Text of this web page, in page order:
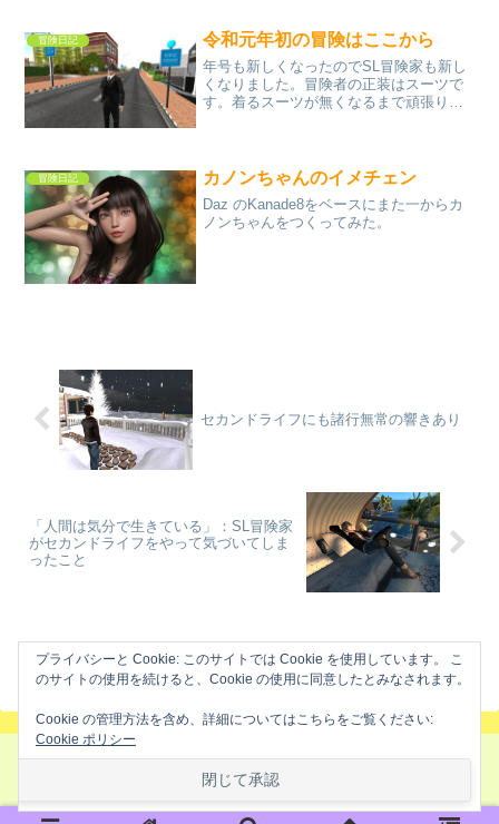
へのつなぎとかいろいろ重宝しそうで
す。
冒険日記 令和元年初の冒険はここから
年号も新しくなったのでSL冒険家も新し
くなりました。冒険者の正装はスーツで
す。着るスーツが無くなるまで頑張りま
違うのは面白いですね。...
冒険日記 カノンちゃんのイメチェン
Daz のKanade8をベースにまた一からカ
ノンちゃんをつくってみた。
セカンドライフにも諸行無常の響きあり
「人間は気分で生きている」：SL冒険家
がセカンドライフをやって気づいてしま
ったこと
プライバシーと Cookie: このサイトでは Cookie を使用しています。 こ
のサイトの使用を続けると、Cookie の使用に同意したとみなされます。
Cookie の管理方法を含め、詳細についてはこちらをご覧ください:
Cookie ポリシー